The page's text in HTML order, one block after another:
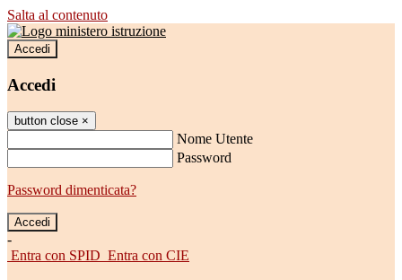
Salta al contenuto
Accedi
Accedi
button close ×
Nome Utente
Password
Password dimenticata?
-
Entra con SPID Entra con CIE